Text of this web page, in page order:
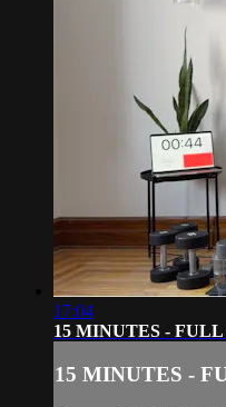
17:04
15 MINUTES -
15 MINUTES -